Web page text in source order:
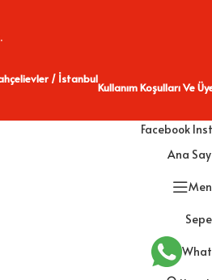
/ İstanbul
Kullanım Koşulları Ve
Facebook
Ana